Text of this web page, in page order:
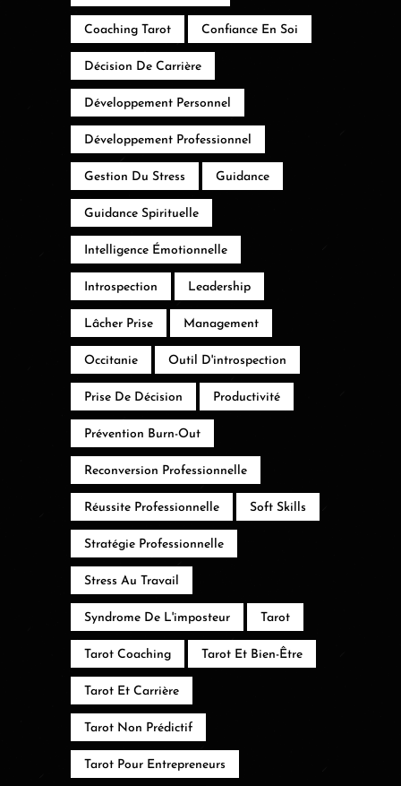
Coaching Tarot Confiance En Soi
Décision De Carrière
Développement Personnel
Développement Professionnel
Gestion Du Stress Guidance
Guidance Spirituelle
Intelligence Émotionnelle
Introspection Leadership
Lâcher Prise Management
Occitanie Outil D'introspection
Prise De Décision Productivité
Prévention Burn-Out
Reconversion Professionnelle
Réussite Professionnelle Soft Skills
Stratégie Professionnelle
Stress Au Travail
Syndrome De L'imposteur Tarot
Tarot Coaching Tarot Et Bien-Être
Tarot Et Carrière
Tarot Non Prédictif
Tarot Pour Entrepreneurs